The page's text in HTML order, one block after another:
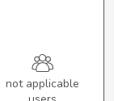
not applicable